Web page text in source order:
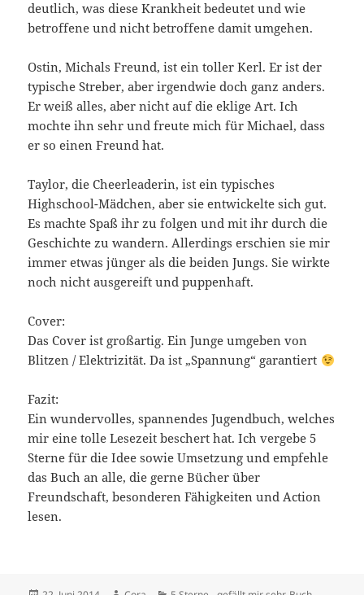
deutlich, was diese Krankheit bedeutet und wie
betroffene und nicht betroffene damit umgehen.
Ostin, Michals Freund, ist ein toller Kerl. Er ist der
typische Streber, aber irgendwie doch ganz anders.
Er weiß alles, aber nicht auf die eklige Art. Ich
mochte ihn sehr und freute mich für Michael, dass
er so einen Freund hat.
Taylor, die Cheerleaderin, ist ein typisches
Highschool-Mädchen, aber sie entwickelte sich gut.
Es machte Spaß ihr zu folgen und mit ihr durch die
Geschichte zu wandern. Allerdings erschien sie mir
immer etwas jünger als die beiden Jungs. Sie wirkte
noch nicht ausgereift und puppenhaft.
Cover:
Das Cover ist großartig. Ein Junge umgeben von
Blitzen / Elektrizität. Da ist „Spannung“ garantiert
Fazit:
Ein wundervolles, spannendes Jugendbuch, welches
mir eine tolle Lesezeit beschert hat. Ich vergebe 5
Sterne für die Idee sowie Umsetzung und empfehle
das Buch an alle, die gerne Bücher über
Freundschaft, besonderen Fähigkeiten und Action
lesen.